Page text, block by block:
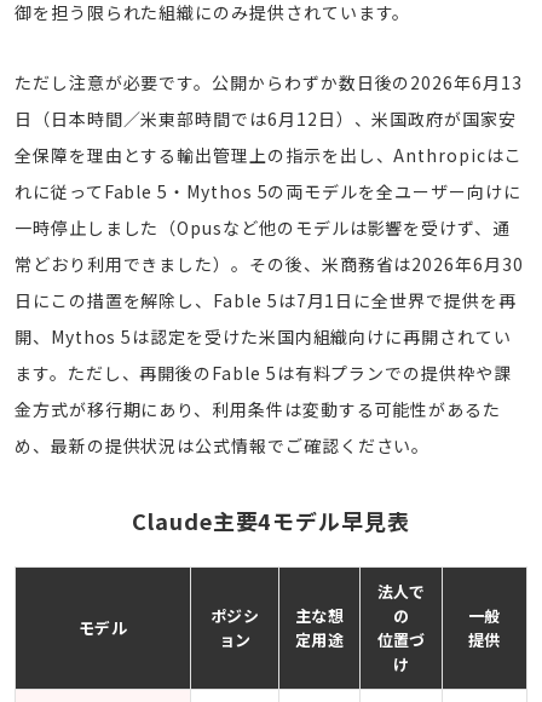
御を担う限られた組織にのみ提供されています。
ただし注意が必要です。公開からわずか数日後の2026年6月13
日（日本時間／米東部時間では6月12日）、米国政府が国家安
全保障を理由とする輸出管理上の指示を出し、Anthropicはこ
れに従ってFable 5・Mythos 5の両モデルを全ユーザー向けに
一時停止しました（Opusなど他のモデルは影響を受けず、通
常どおり利用できました）。その後、米商務省は2026年6月30
日にこの措置を解除し、Fable 5は7月1日に全世界で提供を再
開、Mythos 5は認定を受けた米国内組織向けに再開されてい
ます。ただし、再開後のFable 5は有料プランでの提供枠や課
金方式が移行期にあり、利用条件は変動する可能性があるた
め、最新の提供状況は公式情報でご確認ください。
Claude主要4モデル早見表
モデル
ポジシ
ョン
主な想
定用途
法人で
の
位置づ
け
一般
提供